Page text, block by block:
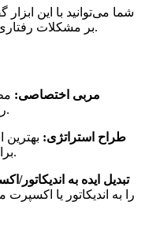
شما می‌توانید با این
بر مشکلات رفتاری و احساسی خود در زمان ترید غلبه کنید.
مربی اختصاصی:
رشدتان در معامله‌گری را طراحی می‌کند.
طراح استراتژی:
برای شما طراحی کرده و بک‌تست می‌گیرد.
تبدیل ایده به اندیکاتور/
را به اندیکاتور یا